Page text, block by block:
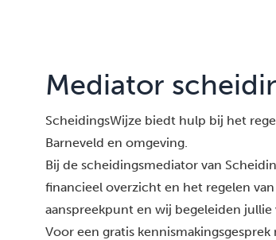
Mediator
ScheidingsWijze biedt hulp bij het
Barneveld en omgeving.
Bij de scheidingsmediator van
financieel overzicht en het regelen
aanspreekpunt en wij begeleiden
Voor een gratis